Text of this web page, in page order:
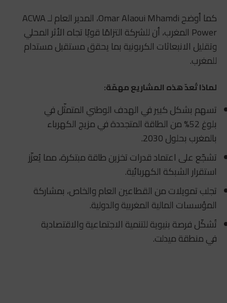
كما أوضح Omar Alaoui Mhamdi، المدير العام لـ ACWA
Power المغرب، أن للشركة التزامًا قويًا تجاه الأثر المحلي
وتقليل الانبعاثات الكربونية بما يحقق مستقبل مستدام
للمغرب.
لماذا تُعدّ هذه المشاريع مهمّة:
تسهم بشكل كبير في الهدف الوطني المتمثّل في
بلوغ 52% من الطاقة المتجددة في مزيج الكهرباء
بالمغرب بحلول 2030.
تشجّع على اعتماد قدرات تخزين طاقة مبتكرة، مما يُعزّز
استقرار الشبكة الكهربائية.
تجلب تمويلات من القطاعين العام والخاص، بمشاركة
المؤسسات المالية المغربية والدولية.
تُشكّل فرصة بنيوية للتنمية الاجتماعية والاقتصادية
في منطقة ميدلت.